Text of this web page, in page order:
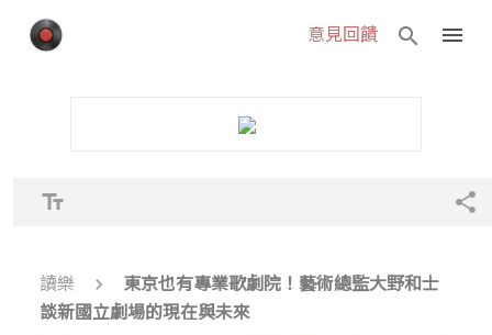
意見回饋 search menu
text_fields share
讀樂 chevron_right
東京也有專業歌劇院！藝術總監大野和士
談新國立劇場的現在與未來